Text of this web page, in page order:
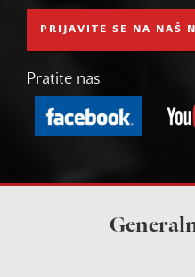
PRIJAVITE SE NA NAŠ
Pratite nas